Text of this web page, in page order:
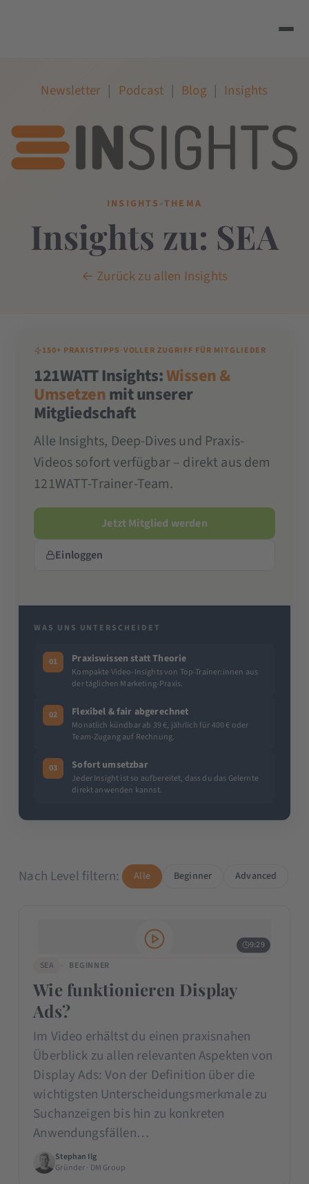
Newsletter | Podcast | Blog | Insights
INSIGHTS-THEMA
Insights zu: SEA
← Zurück zu allen Insights
150+ PRAXISTIPPS·VOLLER ZUGRIFF FÜR MITGLIEDER
121WATT Insights:Wissen &
Umsetzenmit unserer
Mitgliedschaft
Alle Insights, Deep-Dives und Praxis-
Videos sofort verfügbar – direkt aus dem
121WATT-Trainer-Team.
Jetzt Mitglied werden
Einloggen
WAS UNS UNTERSCHEIDET
01 Praxiswissen statt Theorie
Kompakte Video-Insights von Top-Trainer:innen aus
der täglichen Marketing-Praxis.
02 Flexibel & fair abgerechnet
Monatlich kündbar ab 39 €, jährlich für 400 € oder
Team-Zugang auf Rechnung.
03 Sofort umsetzbar
Jeder Insight ist so aufbereitet, dass du das Gelernte
direkt anwenden kannst.
Nach Level filtern: Alle Beginner Advanced
9:29
SEA
BEGINNER
Wie funktionieren Display
Ads?
Im Video erhältst du einen praxisnahen
Überblick zu allen relevanten Aspekten von
Display Ads: Von der Definition über die
wichtigsten Unterscheidungsmerkmale zu
Suchanzeigen bis hin zu konkreten
Anwendungsfällen…
Stephan Ilg
Gründer · DM Group